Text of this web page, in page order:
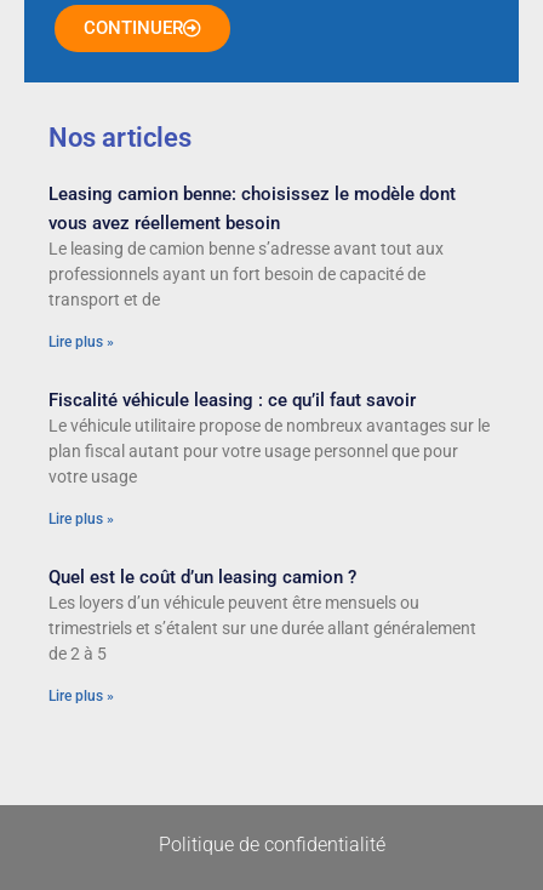
CONTINUER
Nos articles
Leasing camion benne: choisissez le modèle dont
vous avez réellement besoin
Le leasing de camion benne s’adresse avant tout aux
professionnels ayant un fort besoin de capacité de
transport et de
Lire plus »
Fiscalité véhicule leasing : ce qu’il faut savoir
Le véhicule utilitaire propose de nombreux avantages sur le
plan fiscal autant pour votre usage personnel que pour
votre usage
Lire plus »
Quel est le coût d’un leasing camion ?
Les loyers d’un véhicule peuvent être mensuels ou
trimestriels et s’étalent sur une durée allant généralement
de 2 à 5
Lire plus »
Politique de confidentialité